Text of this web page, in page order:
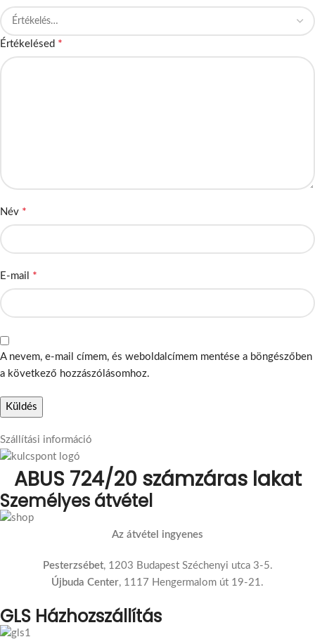
Értékelésed *
Név *
E-mail *
A nevem, e-mail címem, és weboldalcímem mentése a böngészőben
a következő hozzászólásomhoz.
Szállítási információ
ABUS 724/20 számzáras lakat
Személyes átvétel
Az átvétel ingyenes
Pesterzsébet, 1203 Budapest Széchenyi utca 3-5.
Újbuda Center, 1117 Hengermalom út 19-21.
GLS Házhozszállítás